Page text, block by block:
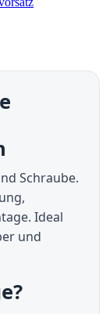
Schraube.
Ideal
und